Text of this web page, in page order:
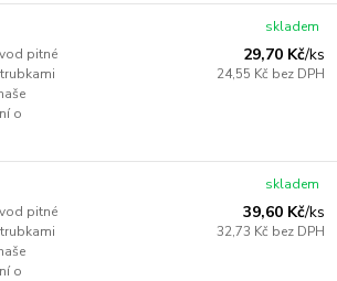
pitné
o
29,70 Kč/ks
24,55 Kč bez DPH
skladem
pitné
o
39,60 Kč/ks
32,73 Kč bez DPH
skladem